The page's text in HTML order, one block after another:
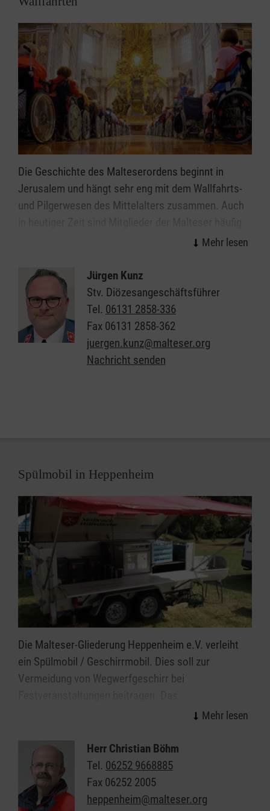
Über die Homepage
www.via-
trauerbegleitung.de
erfolgt innerhalb von 48
Stunden die Antwort auf eine Erstanfrage. Auf
Wunsch vernetzen wir die Ratsuchenden mit den
Trauerangeboten vor Ort.
Dieses Projekt wird im Rahmen von Malteser
zusammen.digital, dem Förderprogramm der
Bundesamt für Bevölkerungsschutz und
Katastrophenhilfe gefördert.
Die Geschichte des Malteserordens beginnt in
Jerusalem und hängt sehr eng mit dem Wallfahrts-
und Pilgerwesen des Mittelalters zusammen. Auch
anzutreffen, wenn sich Menschen zu Wallfahrten an
Die Malteser im Bistum Mainz und ihre Gäste sind
seit 1981 regelmäßige Teilnehmer der
Romwallfahrt für Menschen mit Behinderungen
reisen alle drei Jahre gemeinsam mit vielen anderen
Menschen aus ganz Deutschland in die Heilige
Stadt, um neue Eindrücke zu gewinnen, Nähe zu
ermöglichen. Unser erfahrenes Team aus Medizin
und Pflege trägt dafür Sorge, dass Sie – bei aller
Anstrengung – diese Reise so unbeschwert wie
möglich erleben können.
Jürgen Kunz
Stv. Diözesangeschäftsführer
Tel. 06131 2858-336
Fax 06131 2858-362
juergen.kunz@malteser.org
Nachricht senden
Spülmobil in Heppenheim
Die Malteser-Gliederung Heppenheim e.V. verleiht
ein Spülmobil / Geschirrmobil. Dies soll zur
Vermeidung von Wegwerfgeschirr bei
Geschirrspülmobil ist für eine Bewirtung von bis zu
Für eine unverbindliche Anfrage melden Sie sich
bitte bei uns!
Ausstattung
Herr Christian Böhm
Tel. 06252 9668885
Fax 06252 2005
heppenheim@malteser.org